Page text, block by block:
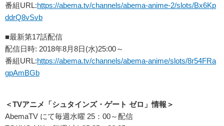
番組URL:https://abema.tv/channels/abema-anime-2/slots/Bx6Kp
ddrQ8vSvb
■最新第17話配信
配信日時: 2018年8月8日(水)25:00～
番組URL:https://abema.tv/channels/abema-anime/slots/8r54FRa
gpAmBGb
＜TVアニメ「シュタインズ・ゲート ゼロ」情報＞
AbemaTV にて毎週水曜 25：00～配信